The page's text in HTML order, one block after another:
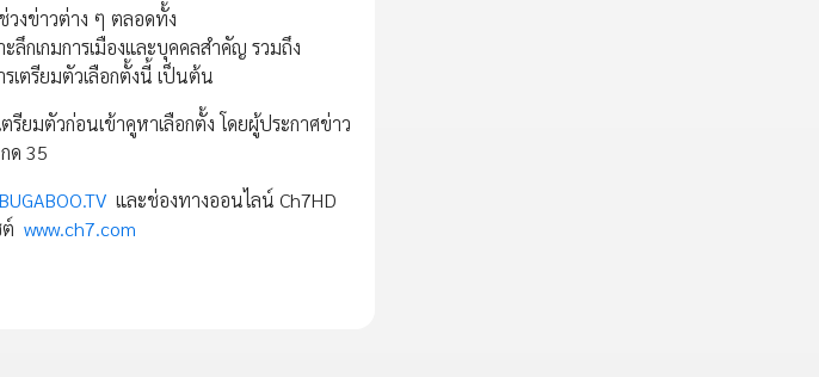
งข่าวต่าง ๆ ตลอดทั้ง
ลึกเกมการเมืองและบุคคลสำคัญ รวมถึง
เตรียมตัวเลือกตั้งนี้ เป็นต้น
ยมตัวก่อนเข้าคูหาเลือกตั้ง โดยผู้ประกาศข่าว
ด 35
BUGABOO.TV และช่องทางออนไลน์ Ch7HD
www.ch7.com